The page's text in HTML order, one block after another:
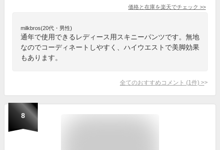
価格と在庫を楽天でチェック >>
milkbros(20代・男性)
通年で使用できるレディース用スキニーパンツです。無地
なのでコーディネートしやすく、ハイウエストで美脚効果
もあります。
全てのおすすめコメント (1 件) >
8